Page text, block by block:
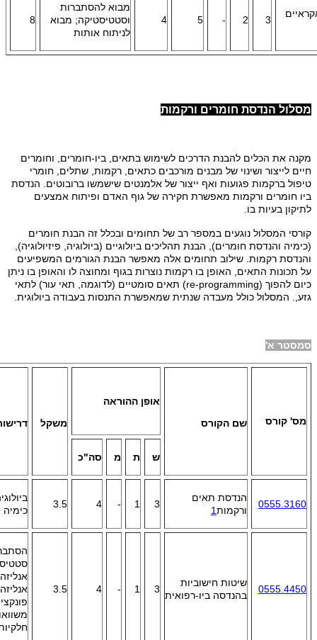
3
2
-
5
4
מבוא להסתברות
וסטטיסטיקה; מבוא
לניתוח אותות
8
מסלול הנדסת חומרים ורקמות
מקנה את הכלים להבנת הדרכים לשימוש בתאים, ביו-חומרים, וחומרים
חיים לייצור ושינוי של מבנים מורכבים כתאים, רקמות, שתלים, חומרי
טיפול ברקמות פגועות ואף ייצור של אלמנטים שישמשו ברובוטים. הנדסת
ביו חומרים ורקמות מאפשרת חקירה של גוף האדם ופיתוח אמצעים
לתיקון בעיות בו.
קורסי המסלול נוגעים במספר רב של תחומים ובכלל זה הבנת חומרים
(כימיה והנדסת חומרים), הבנת תהליכים ביולוגיים (ביולוגיה, פיזיולוגיה),
והנדסת רקמות. שילוב תחומים אלה מאפשר הבנת הגורמים המשפיעים
על תכונות התאים, האופן בו רקמות נוצרות בגוף ומחוצה לו והאופן בו ניתן
כיום להפוך (re-programming) תאים סומטיים (לדוגמה, תאי עור) לתאי
גזע,. המסלול כולל מעבדה שנתית שמאפשרת התנסות בעבודה ביולוגית.
סמסטר א'
מס' קורס שם הקורס
אופן ההוראה
משקל
ש ת מ סה"כ
0555.3160
הנדסת תאים
ורקמות1
3
1
-
4
3.5
כימיה
0555.4450
שיטות חישוביות
בהנדסה ביו-רפואית
3
1
-
4
3.5